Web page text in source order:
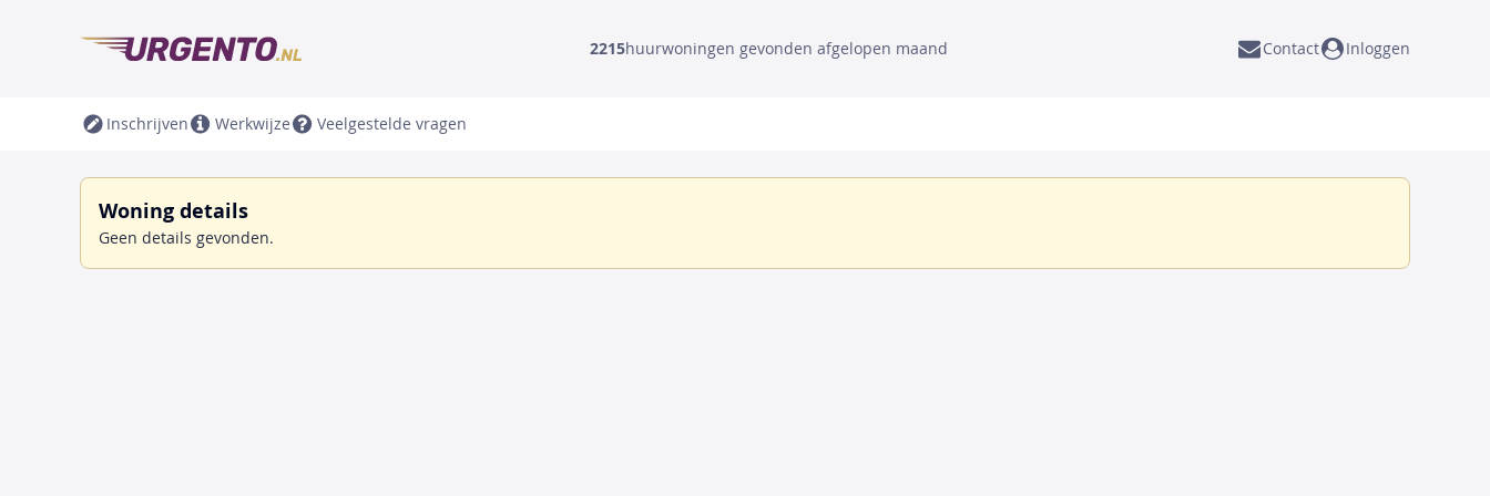
2215huurwoningen gevonden afgelopen maand Contact Inloggen
Inschrijven Werkwijze Veelgestelde vragen
Woning details
Geen details gevonden.